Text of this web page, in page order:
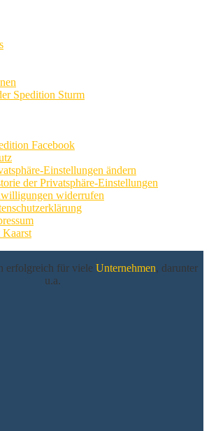
Spedition Sturm
Facebook
Einstellungen ändern
der Privatsphäre-Einstellungen
widerrufen
Kaarst
erfolgreich für viele Unternehmen, darunter
u.a.